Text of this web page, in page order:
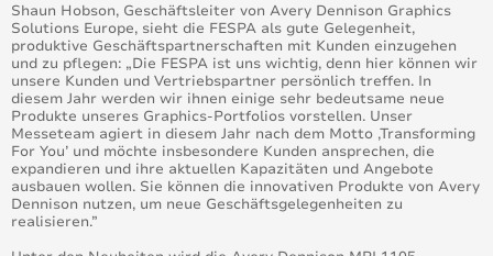
Shaun Hobson, Geschäftsleiter von Avery Dennison Graphics
Solutions Europe, sieht die FESPA als gute Gelegenheit,
produktive Geschäftspartnerschaften mit Kunden einzugehen
und zu pflegen: „Die FESPA ist uns wichtig, denn hier können wir
unsere Kunden und Vertriebspartner persönlich treffen. In
diesem Jahr werden wir ihnen einige sehr bedeutsame neue
Produkte unseres Graphics-Portfolios vorstellen. Unser
Messeteam agiert in diesem Jahr nach dem Motto ‚Transforming
For You’ und möchte insbesondere Kunden ansprechen, die
expandieren und ihre aktuellen Kapazitäten und Angebote
ausbauen wollen. Sie können die innovativen Produkte von Avery
Dennison nutzen, um neue Geschäftsgelegenheiten zu
realisieren.”
Digitaldruck – plus Supertack-Kleber
Avery Dennison bei der Fespa 2015 mit aktuellen
Farben und REACH-konformem
Schilderfolienportfolio
Funkelnde Neuheiten bei den Supreme Wrapping-
Folien: 4 neue Farben
Avery Dennison Ernennt Georges Gravanis Zum